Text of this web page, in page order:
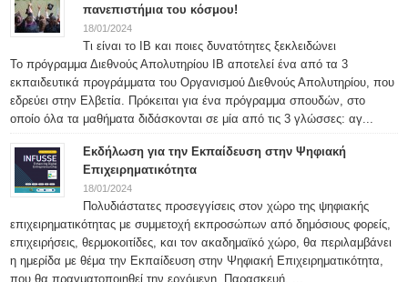
πανεπιστήμια του κόσμου!
18/01/2024
Τι είναι το IB και ποιες δυνατότητες ξεκλειδώνει
Το πρόγραμμα Διεθνούς Απολυτηρίου IB αποτελεί ένα από τα 3
εκπαιδευτικά προγράμματα του Οργανισμού Διεθνούς Απολυτηρίου, που
εδρεύει στην Ελβετία. Πρόκειται για ένα πρόγραμμα σπουδών, στο
οποίο όλα τα μαθήματα διδάσκονται σε μία από τις 3 γλώσσες: αγ...
Εκδήλωση για την Εκπαίδευση στην Ψηφιακή
Επιχειρηματικότητα
18/01/2024
Πολυδιάστατες προσεγγίσεις στον χώρο της ψηφιακής
επιχειρηματικότητας με συμμετοχή εκπροσώπων από δημόσιους φορείς,
επιχειρήσεις, θερμοκοιτίδες, και τον ακαδημαϊκό χώρο, θα περιλαμβάνει
η ημερίδα με θέμα την Εκπαίδευση στην Ψηφιακή Επιχειρηματικότητα,
που θα πραγματοποιηθεί την ερχόμενη Παρασκευή, ...